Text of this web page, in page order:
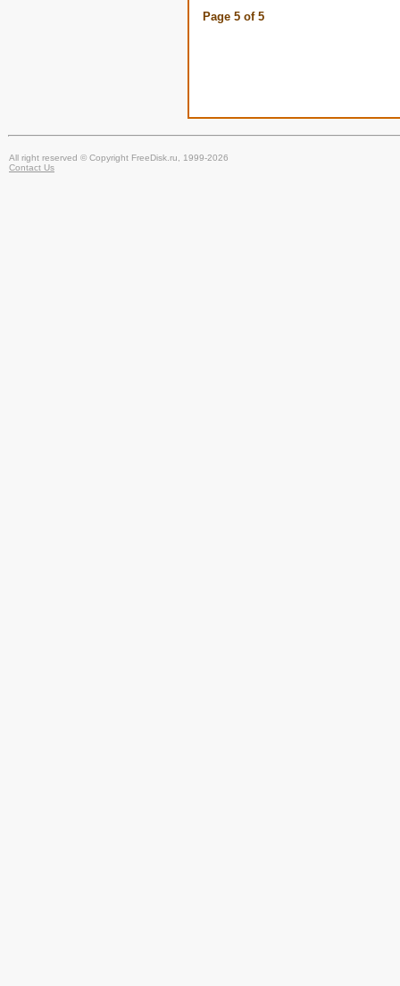
Page 5 of 5
All right reserved © Copyright FreeDisk.ru, 1999-2026
Contact Us